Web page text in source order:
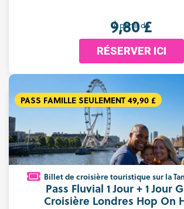
RÉSERVER ICI
À partir de
9,80 £
PASS FAMILLE SEULEMENT 49,90 £
Billet de croisière touristique sur la
Pass Fluvial 1 Jour + 1 Jour
Croisière Londres Hop On